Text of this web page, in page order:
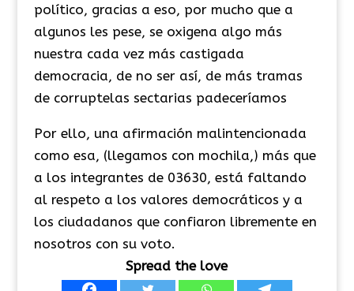
político, gracias a eso, por mucho que a
algunos les pese, se oxigena algo más
nuestra cada vez más castigada
democracia, de no ser así, de más tramas
de corruptelas sectarias padeceríamos
Por ello, una afirmación malintencionada
como esa, (llegamos con mochila,) más que
a los integrantes de 03630, está faltando
al respeto a los valores democráticos y a
los ciudadanos que confiaron libremente en
nosotros con su voto.
Spread the love